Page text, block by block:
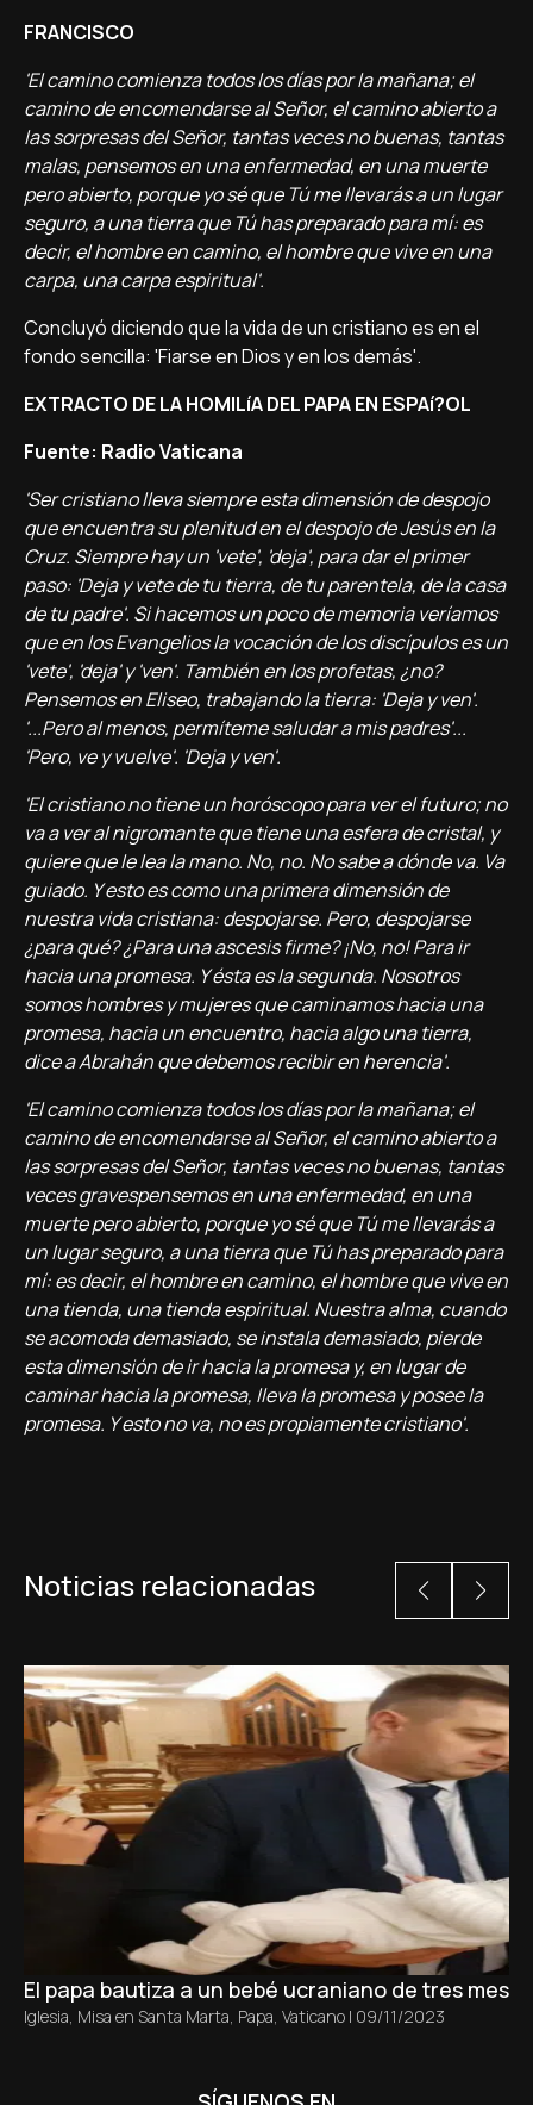
FRANCISCO
'El camino comienza todos los dí­as por la mañana; el
camino de encomendarse al Señor, el camino abierto a
las sorpresas del Señor, tantas veces no buenas, tantas
malas, pensemos en una enfermedad, en una muerte
pero abierto, porque yo sé que Tú me llevarás a un lugar
seguro, a una tierra que Tú has preparado para mí­: es
decir, el hombre en camino, el hombre que vive en una
carpa, una carpa espiritual'.
Concluyó diciendo que la vida de un cristiano es en el
fondo sencilla: 'Fiarse en Dios y en los demás'.
EXTRACTO DE LA HOMILíA DEL PAPA EN ESPAí?OL
Fuente: Radio Vaticana
'Ser cristiano lleva siempre esta dimensión de despojo
que encuentra su plenitud en el despojo de Jesús en la
Cruz. Siempre hay un 'vete', 'deja', para dar el primer
paso: 'Deja y vete de tu tierra, de tu parentela, de la casa
de tu padre'. Si hacemos un poco de memoria verí­amos
que en los Evangelios la vocación de los discí­pulos es un
'vete', 'deja' y 'ven'. También en los profetas, ¿no?
Pensemos en Eliseo, trabajando la tierra: 'Deja y ven'.
'...Pero al menos, permí­teme saludar a mis padres'...
'Pero, ve y vuelve'. 'Deja y ven'.
'El cristiano no tiene un horóscopo para ver el futuro; no
va a ver al nigromante que tiene una esfera de cristal, y
quiere que le lea la mano. No, no. No sabe a dónde va. Va
guiado. Y esto es como una primera dimensión de
nuestra vida cristiana: despojarse. Pero, despojarse
¿para qué? ¿Para una ascesis firme? ¡No, no! Para ir
hacia una promesa. Y ésta es la segunda. Nosotros
somos hombres y mujeres que caminamos hacia una
promesa, hacia un encuentro, hacia algo una tierra,
dice a Abrahán que debemos recibir en herencia'.
'El camino comienza todos los dí­as por la mañana; el
camino de encomendarse al Señor, el camino abierto a
las sorpresas del Señor, tantas veces no buenas, tantas
veces gravespensemos en una enfermedad, en una
muerte pero abierto, porque yo sé que Tú me llevarás a
un lugar seguro, a una tierra que Tú has preparado para
mí­: es decir, el hombre en camino, el hombre que vive en
una tienda, una tienda espiritual. Nuestra alma, cuando
se acomoda demasiado, se instala demasiado, pierde
esta dimensión de ir hacia la promesa y, en lugar de
caminar hacia la promesa, lleva la promesa y posee la
promesa. Y esto no va, no es propiamente cristiano'.
Noticias relacionadas
El papa bautiza a un bebé ucraniano de tres
Iglesia, Misa en Santa Marta, Papa, Vaticano | 09/11/2023